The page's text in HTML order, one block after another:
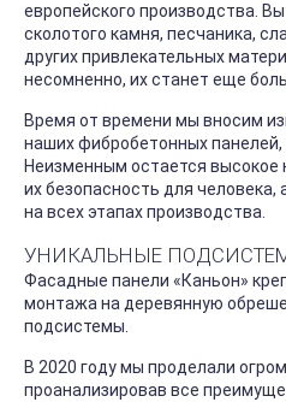
европейского производства.
сколотого камня, песчаника,
других привлекательных
несомненно, их станет еще
Время от времени мы вносим
наших фибробетонных панелей,
Неизменным остается высокое
их безопасность для
на всех этапах производства.
УНИКАЛЬНЫЕ
Фасадные панели «Каньон»
монтажа на деревянную
подсистемы.
В 2020 году мы проделали
проанализировав все